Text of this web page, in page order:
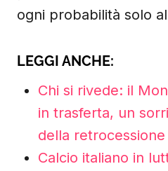
ogni probabilità solo
LEGGI ANCHE:
Chi si rivede: il
in trasferta, un
della retrocessione
Calcio italiano in